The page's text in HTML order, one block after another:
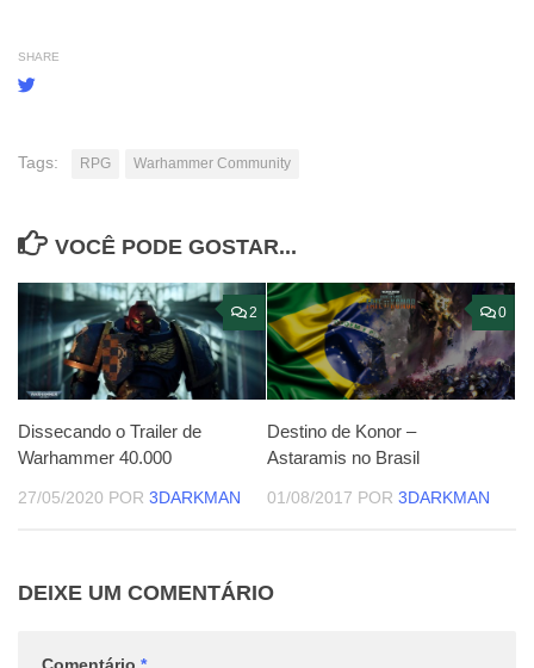
SHARE
Tags: RPG Warhammer Community
VOCÊ PODE GOSTAR...
2
Dissecando o Trailer de
Warhammer 40.000
27/05/2020 POR 3DARKMAN
0
Destino de Konor –
Astaramis no Brasil
01/08/2017 POR 3DARKMAN
DEIXE UM COMENTÁRIO
Comentário *